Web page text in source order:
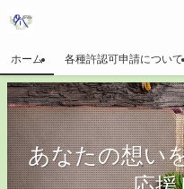
ホーム 各種許認可申請について
あなたの想い